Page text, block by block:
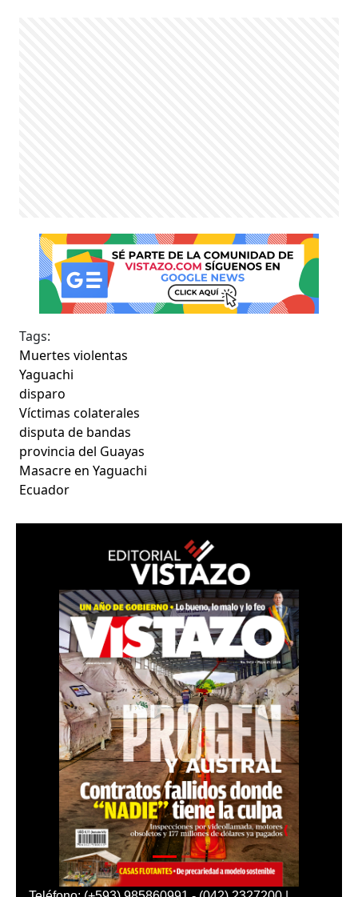
Tags:
Muertes violentas
Yaguachi
disparo
Víctimas colaterales
disputa de bandas
provincia del Guayas
Masacre en Yaguachi
Ecuador